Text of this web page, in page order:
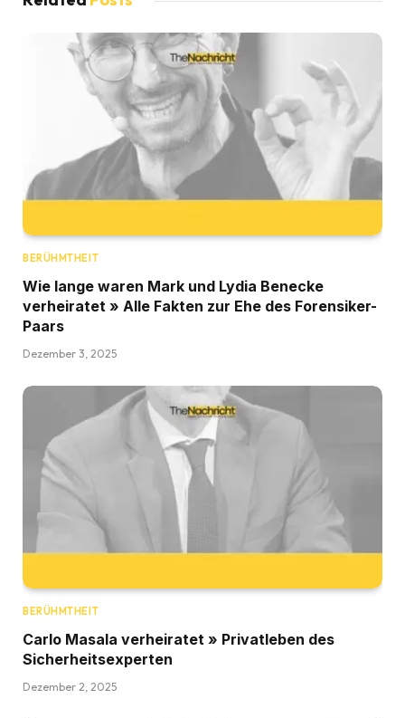
BERÜHMTHEIT
Wie lange waren Mark und Lydia Benecke
verheiratet » Alle Fakten zur Ehe des Forensiker-
Paars
Dezember 3, 2025
BERÜHMTHEIT
Carlo Masala verheiratet » Privatleben des
Sicherheitsexperten
Dezember 2, 2025